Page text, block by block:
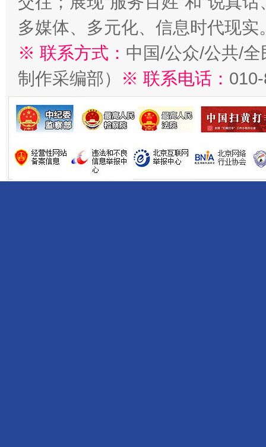
多媒体、多元化、信息时代现实
※ 联系方式： 中国/公众/公共/
制作采编部）
※ 联系电话：